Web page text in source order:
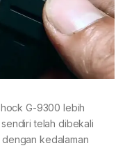
G-9300 lebih
telah dibekali
kedalaman